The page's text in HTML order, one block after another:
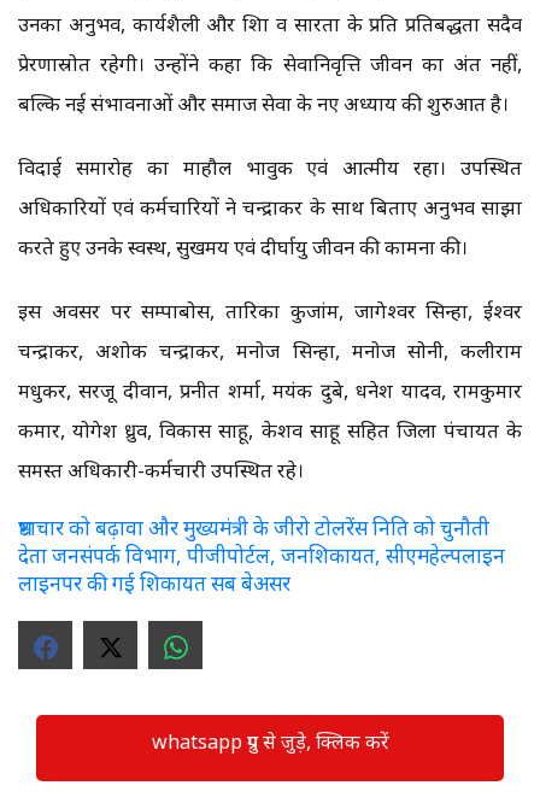
उनका अनुभव, कार्यशैली और शिक्षा व साक्षरता के प्रति प्रतिबद्धता सदैव
प्रेरणास्रोत रहेगी। उन्होंने कहा कि सेवानिवृत्ति जीवन का अंत नहीं,
बल्कि नई संभावनाओं और समाज सेवा के नए अध्याय की शुरुआत है।
विदाई समारोह का माहौल भावुक एवं आत्मीय रहा। उपस्थित
अधिकारियों एवं कर्मचारियों ने चन्द्राकर के साथ बिताए अनुभव साझा
करते हुए उनके स्वस्थ, सुखमय एवं दीर्घायु जीवन की कामना की।
इस अवसर पर सम्पाबोस, तारिका कुजांम, जागेश्वर सिन्हा, ईश्वर
चन्द्राकर, अशोक चन्द्राकर, मनोज सिन्हा, मनोज सोनी, कलीराम
मधुकर, सरजू दीवान, प्रनीत शर्मा, मयंक दुबे, धनेश यादव, रामकुमार
कमार, योगेश ध्रुव, विकास साहू, केशव साहू सहित जिला पंचायत के
समस्त अधिकारी-कर्मचारी उपस्थित रहे।
भ्रष्टाचार को बढ़ावा और मुख्यमंत्री के जीरो टोलरेंस निति को चुनौती
देता जनसंपर्क विभाग, पीजीपोर्टल, जनशिकायत, सीएमहेल्पलाइन
लाइनपर की गई शिकायत सब बेअसर
whatsapp ग्रुप से जुड़े, क्लिक करें